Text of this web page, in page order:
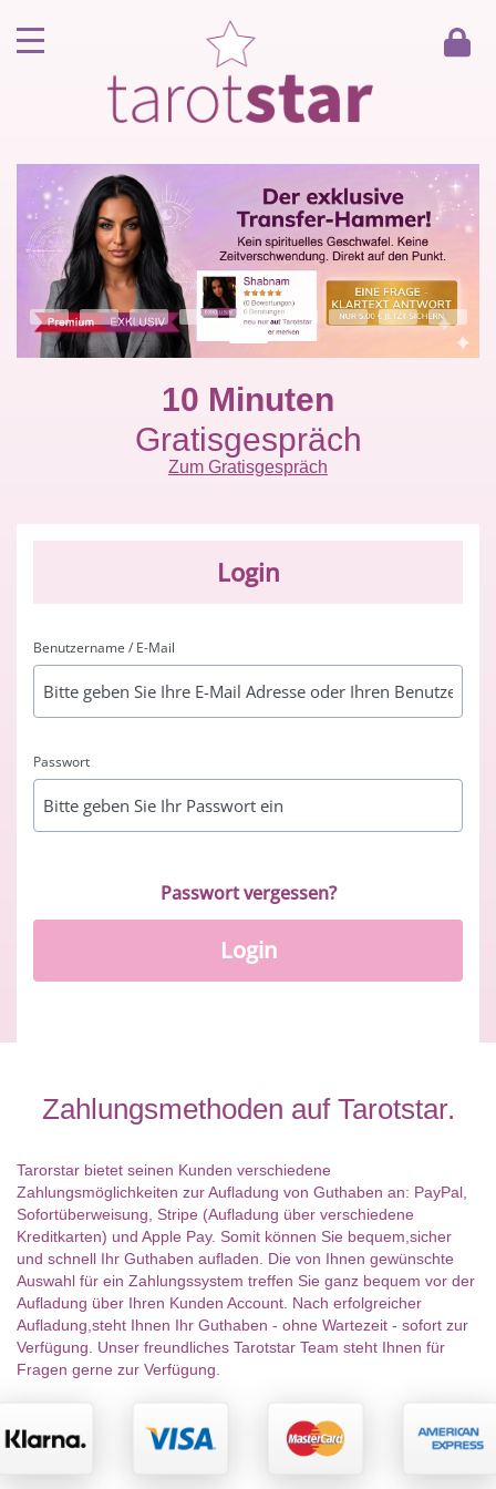
Kunde werden
Berater werden
Kartenlegen Gratisgespräch
Gästebuch
10 Minuten
Gratisgespräch
Zum Gratisgespräch
Login
Benutzername / E-Mail
Passwort
Login
Passwort vergessen?
Zahlungsmethoden auf Tarotstar.
Tarorstar bietet seinen Kunden verschiedene
Zahlungsmöglichkeiten zur Aufladung von Guthaben an: PayPal,
Sofortüberweisung, Stripe (Aufladung über verschiedene
Kreditkarten) und Apple Pay. Somit können Sie bequem,sicher
und schnell Ihr Guthaben aufladen. Die von Ihnen gewünschte
Auswahl für ein Zahlungssystem treffen Sie ganz bequem vor der
Aufladung über Ihren Kunden Account. Nach erfolgreicher
Aufladung,steht Ihnen Ihr Guthaben - ohne Wartezeit - sofort zur
Verfügung. Unser freundliches Tarotstar Team steht Ihnen für
Fragen gerne zur Verfügung.